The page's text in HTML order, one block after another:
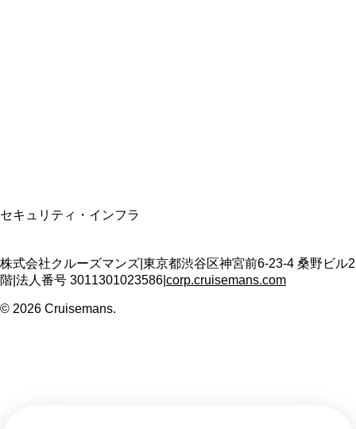
セキュリティ・インフラ
株式会社クルーズマンズ 東京都渋谷区神宮前6-23-4 桑野ビル2
階 法人番号 3011301023586 corp.cruisemans.com
© 2026 Cruisemans.